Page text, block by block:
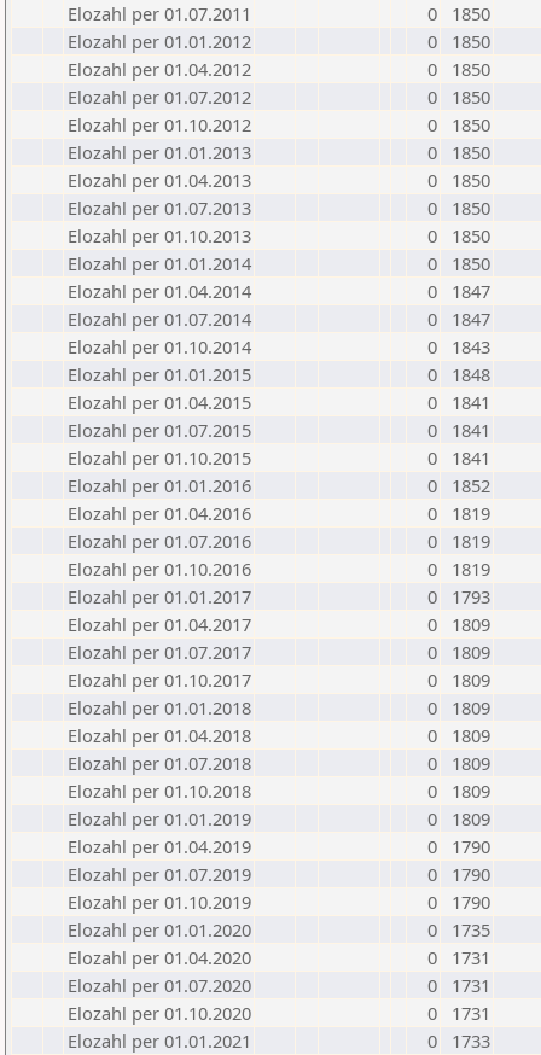
Elozahl per 01.07.2011
0
1850
Elozahl per 01.01.2012
0
1850
Elozahl per 01.04.2012
0
1850
Elozahl per 01.07.2012
0
1850
Elozahl per 01.10.2012
0
1850
Elozahl per 01.01.2013
0
1850
Elozahl per 01.04.2013
0
1850
Elozahl per 01.07.2013
0
1850
Elozahl per 01.10.2013
0
1850
Elozahl per 01.01.2014
0
1850
Elozahl per 01.04.2014
0
1847
Elozahl per 01.07.2014
0
1847
Elozahl per 01.10.2014
0
1843
Elozahl per 01.01.2015
0
1848
Elozahl per 01.04.2015
0
1841
Elozahl per 01.07.2015
0
1841
Elozahl per 01.10.2015
0
1841
Elozahl per 01.01.2016
0
1852
Elozahl per 01.04.2016
0
1819
Elozahl per 01.07.2016
0
1819
Elozahl per 01.10.2016
0
1819
Elozahl per 01.01.2017
0
1793
Elozahl per 01.04.2017
0
1809
Elozahl per 01.07.2017
0
1809
Elozahl per 01.10.2017
0
1809
Elozahl per 01.01.2018
0
1809
Elozahl per 01.04.2018
0
1809
Elozahl per 01.07.2018
0
1809
Elozahl per 01.10.2018
0
1809
Elozahl per 01.01.2019
0
1809
Elozahl per 01.04.2019
0
1790
Elozahl per 01.07.2019
0
1790
Elozahl per 01.10.2019
0
1790
Elozahl per 01.01.2020
0
1735
Elozahl per 01.04.2020
0
1731
Elozahl per 01.07.2020
0
1731
Elozahl per 01.10.2020
0
1731
Elozahl per 01.01.2021
0
1733